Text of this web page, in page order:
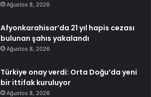
Ağustos 8, 2026
Afyonkarahisar’da 21 yıl hapis cezası
bulunan şahıs yakalandı
Ağustos 8, 2026
Türkiye onay verdi: Orta Doğu’da yeni
bir ittifak kuruluyor
Ağustos 8, 2026